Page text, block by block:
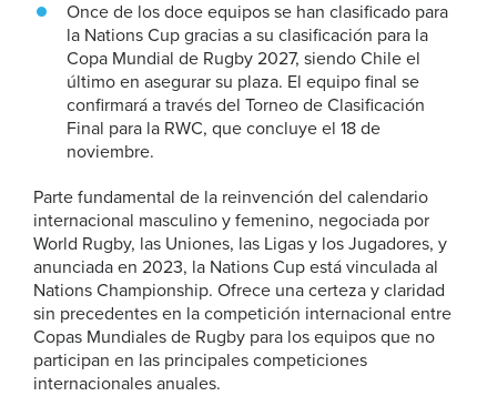
Once de los doce equipos se han clasificado para
la Nations Cup gracias a su clasificación para la
Copa Mundial de Rugby 2027, siendo Chile el
último en asegurar su plaza. El equipo final se
confirmará a través del Torneo de Clasificación
Final para la RWC, que concluye el 18 de
noviembre.
Parte fundamental de la reinvención del calendario
internacional masculino y femenino, negociada por
World Rugby, las Uniones, las Ligas y los Jugadores, y
anunciada en 2023, la Nations Cup está vinculada al
Nations Championship. Ofrece una certeza y claridad
sin precedentes en la competición internacional entre
Copas Mundiales de Rugby para los equipos que no
participan en las principales competiciones
internacionales anuales.